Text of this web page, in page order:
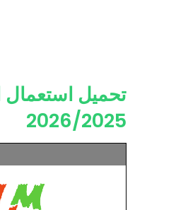
تحميل استعمال
2026/2025